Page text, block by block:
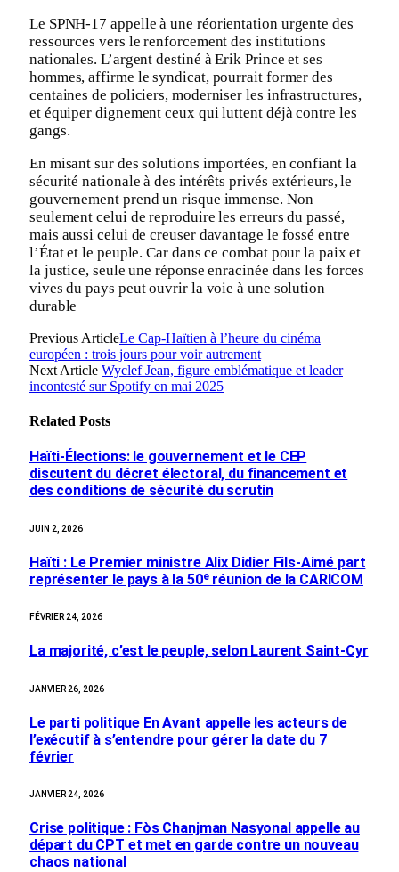
Le SPNH-17 appelle à une réorientation urgente des
ressources vers le renforcement des institutions
nationales. L’argent destiné à Erik Prince et ses
hommes, affirme le syndicat, pourrait former des
centaines de policiers, moderniser les infrastructures,
et équiper dignement ceux qui luttent déjà contre les
gangs.
En misant sur des solutions importées, en confiant la
sécurité nationale à des intérêts privés extérieurs, le
gouvernement prend un risque immense. Non
seulement celui de reproduire les erreurs du passé,
mais aussi celui de creuser davantage le fossé entre
l’État et le peuple. Car dans ce combat pour la paix et
la justice, seule une réponse enracinée dans les forces
vives du pays peut ouvrir la voie à une solution
durable
Previous ArticleLe Cap-Haïtien à l’heure du cinéma
européen : trois jours pour voir autrement
Next Article Wyclef Jean, figure emblématique et leader
incontesté sur Spotify en mai 2025
Related Posts
Haïti-Élections: le gouvernement et le CEP
discutent du décret électoral, du financement et
des conditions de sécurité du scrutin
JUIN 2, 2026
Haïti : Le Premier ministre Alix Didier Fils-Aimé part
représenter le pays à la 50ᵉ réunion de la CARICOM
FÉVRIER 24, 2026
La majorité, c’est le peuple, selon Laurent Saint-Cyr
JANVIER 26, 2026
Le parti politique En Avant appelle les acteurs de
l’exécutif à s’entendre pour gérer la date du 7
février
JANVIER 24, 2026
Crise politique : Fòs Chanjman Nasyonal appelle au
départ du CPT et met en garde contre un nouveau
chaos national